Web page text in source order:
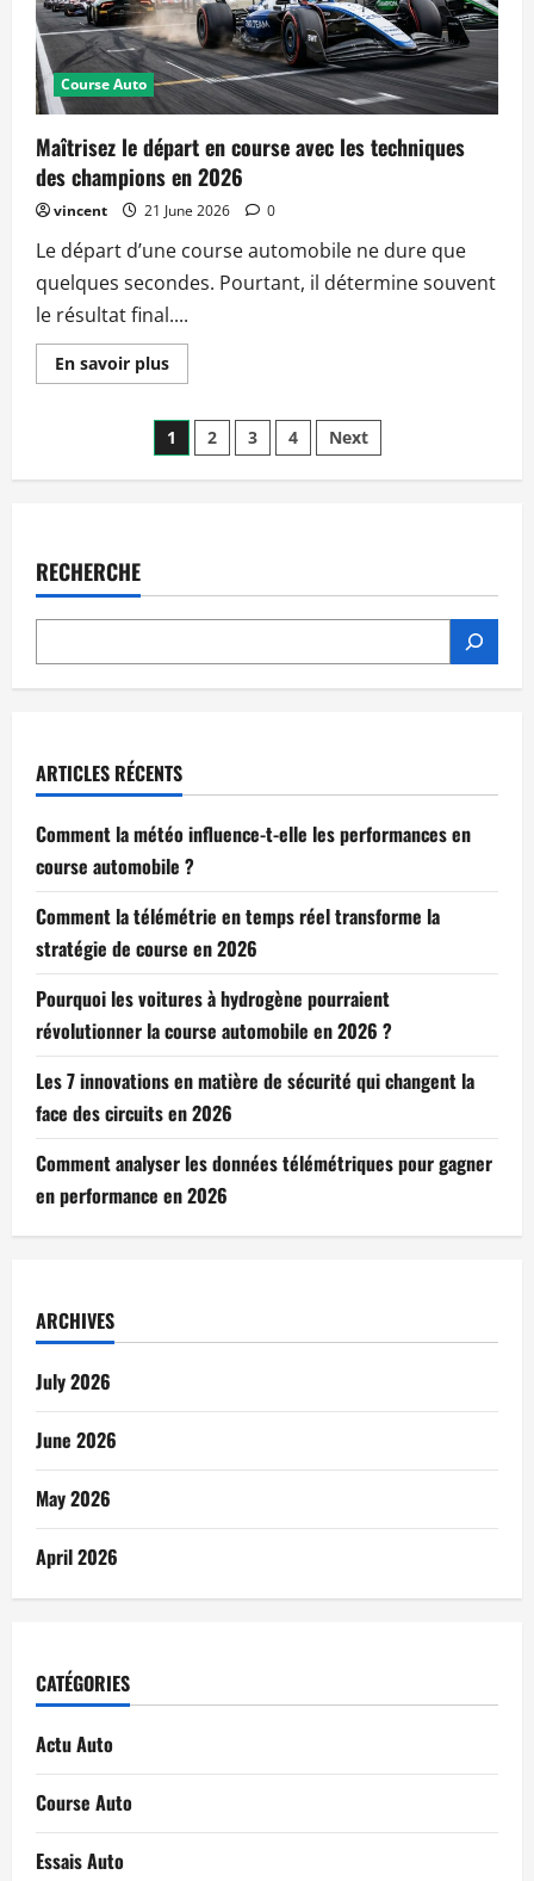
en
2026
?
Course Auto
Maîtrisez le départ en course avec les techniques
des champions en 2026
vincent 21 June 2026 0
Le départ d’une course automobile ne dure que
quelques secondes. Pourtant, il détermine souvent
le résultat final....
En savoir plusRead
more
le
départ
en
course
2026
Posts
pagination
1 2 3 4 Next
RECHERCHE
ARTICLES RÉCENTS
Comment la météo influence-t-elle les performances en
course automobile ?
Comment la télémétrie en temps réel transforme la
stratégie de course en 2026
Pourquoi les voitures à hydrogène pourraient
révolutionner la course automobile en 2026 ?
Les 7 innovations en matière de sécurité qui changent la
face des circuits en 2026
Comment analyser les données télémétriques pour gagner
en performance en 2026
ARCHIVES
July 2026
June 2026
May 2026
April 2026
CATÉGORIES
Actu Auto
Course Auto
Essais Auto